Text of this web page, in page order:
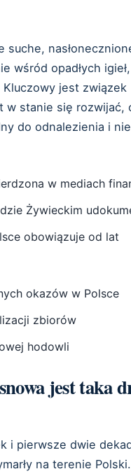
suche,
wśród opadłych
jest
stanie się rozwijać,
do odnalezienia i
w mediach
Żywieckim
obowiązuje od lat
okazów w Polsce
zbiorów
hodowli
jest taka
i pierwsze dwie
na terenie